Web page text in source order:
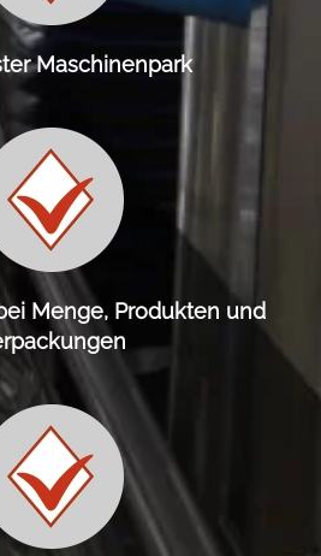
Maschinenpark
Menge, Produkten und